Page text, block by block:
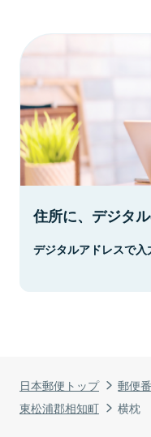
日本郵便トップ 郵便
東松浦郡相知町
横枕
住所に、デジタル
デジタルアドレスで入